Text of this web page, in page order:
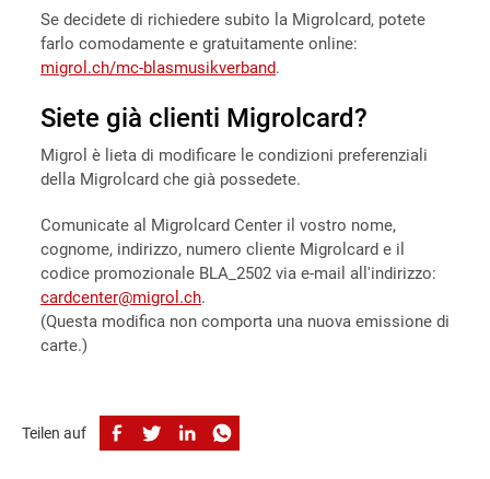
Se decidete di richiedere subito la Migrolcard, potete
farlo comodamente e gratuitamente online:
migrol.ch/mc-blasmusikverband.
Siete già clienti Migrolcard?
Migrol è lieta di modificare le condizioni preferenziali
della Migrolcard che già possedete.
Comunicate al Migrolcard Center il vostro nome,
cognome, indirizzo, numero cliente Migrolcard e il
codice promozionale BLA_2502 via e-mail all'indirizzo:
cardcenter@migrol.ch.
(Questa modifica non comporta una nuova emissione di
carte.)
Teilen auf